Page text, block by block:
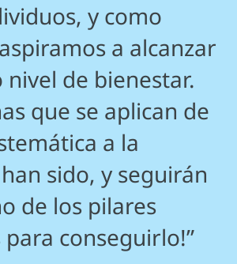
y como
a alcanzar
de bienestar.
que se aplican de
a la
sido, y seguirán
de los pilares
para conseguirlo!”